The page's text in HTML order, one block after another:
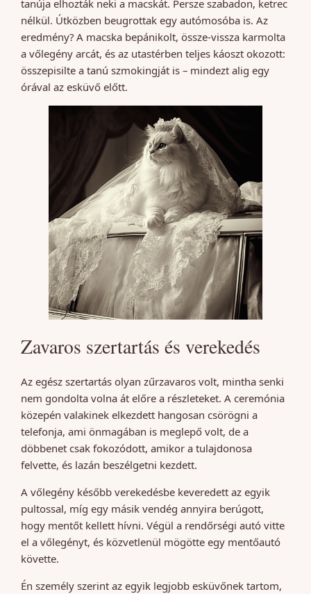
tanúja elhozták neki a macskát. Persze szabadon, ketrec
nélkül. Útközben beugrottak egy autómosóba is. Az
eredmény? A macska bepánikolt, össze-vissza karmolta
a vőlegény arcát, és az utastérben teljes káoszt okozott:
összepisilte a tanú szmokingját is – mindezt alig egy
órával az esküvő előtt.
Zavaros szertartás és verekedés
Az egész szertartás olyan zűrzavaros volt, mintha senki
nem gondolta volna át előre a részleteket. A ceremónia
közepén valakinek elkezdett hangosan csörögni a
telefonja, ami önmagában is meglepő volt, de a
döbbenet csak fokozódott, amikor a tulajdonosa
felvette, és lazán beszélgetni kezdett.
A vőlegény később verekedésbe keveredett az egyik
pultossal, míg egy másik vendég annyira berúgott,
hogy mentőt kellett hívni. Végül a rendőrségi autó vitte
el a vőlegényt, és közvetlenül mögötte egy mentőautó
követte.
Én személy szerint az egyik legjobb esküvőnek tartom,